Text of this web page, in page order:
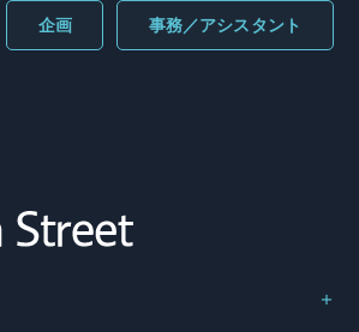
企画 事務／アシスタント